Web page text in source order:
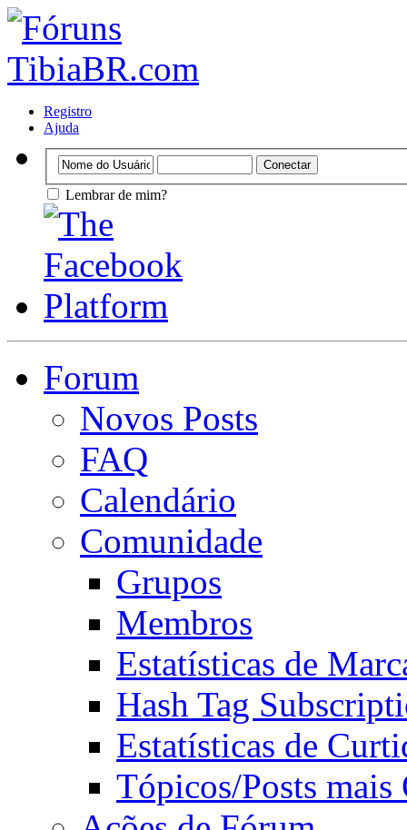
Registro
Ajuda
Lembrar de mim?
Forum
Novos Posts
FAQ
Calendário
Comunidade
Grupos
Membros
Estatísticas de
Hash Tag
Estatísticas de
Tópicos/Posts mais